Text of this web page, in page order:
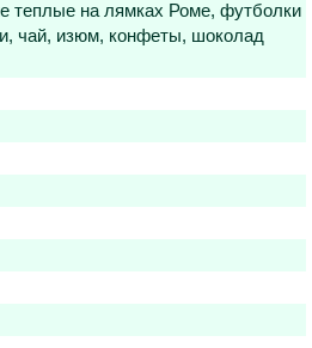
теплые на лямках Роме, футболки
чай, изюм, конфеты, шоколад